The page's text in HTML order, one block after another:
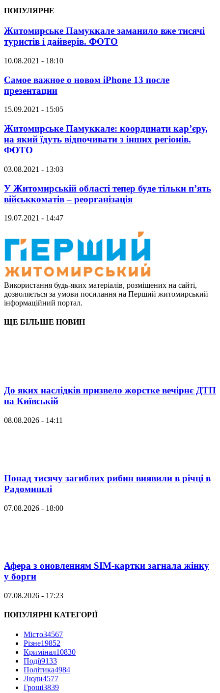
ПОПУЛЯРНЕ
Житомирське Памуккале заманило вже тисячі
туристів і дайверів. ФОТО
10.08.2021 - 18:10
Самое важное о новом iPhone 13 после
презентации
15.09.2021 - 15:05
Житомирське Памуккале: координати кар’єру,
на який їдуть відпочивати з інших регіонів.
ФОТО
03.08.2021 - 13:03
У Житомирській області тепер буде тільки п’ять
військкоматів – реорганізація
19.07.2021 - 14:47
Використання будь-яких матеріалів, розміщених на сайті,
дозволяється за умови посилання на Перший житомирський
інформаційний портал.
ЩЕ БІЛЬШЕ НОВИН
До яких наслідків призвело жорстке вечірнє ДТП
на Київській
08.08.2026 - 14:11
Понад тисячу загиблих рибин виявили в річці в
Радомишлі
07.08.2026 - 18:00
Афера з оновленням SIM-картки загнала жінку
у борги
07.08.2026 - 17:23
ПОПУЛЯРНІ КАТЕГОРІЇ
Місто34567
Різне19852
Кримінал10830
Події9133
Політика4984
Люди4577
Гроші3839